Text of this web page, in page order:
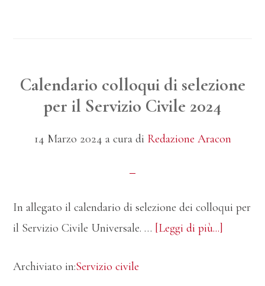
Servizio
Calendario colloqui di selezione
per il Servizio Civile 2024
14 Marzo 2024 a cura di Redazione Aracon
In allegato il calendario di selezione dei colloqui per
il Servizio Civile Universale. … [Leggi di più...]
Archiviato in:Servizio civile